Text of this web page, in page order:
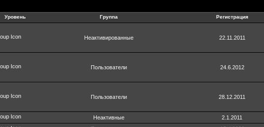
Уровень Группа Регистрация
Неактивированные 22.11.2011
Пользователи 24.6.2012
Пользователи 28.12.2011
Неактивные 2.1.2011